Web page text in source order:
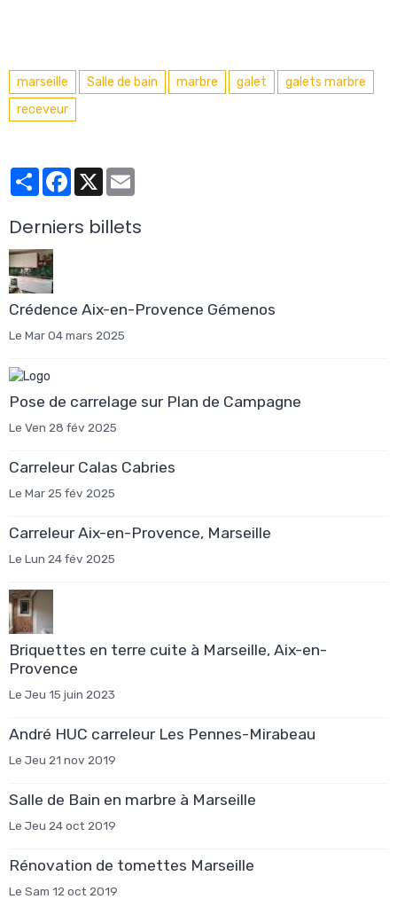
marseille Salle de bain marbre galet
galets marbre
receveur
PartagerFacebook
X
Derniers billets
Crédence Aix-en-Provence Gémenos
Le Mar 04 mars 2025
Pose de carrelage sur Plan de Campagne
Le Ven 28 fév 2025
Carreleur Calas Cabries
Le Mar 25 fév 2025
Carreleur Aix-en-Provence, Marseille
Le Lun 24 fév 2025
Briquettes en terre cuite à Marseille, Aix-en-
Provence
Le Jeu 15 juin 2023
André HUC carreleur Les Pennes-Mirabeau
Le Jeu 21 nov 2019
Salle de Bain en marbre à Marseille
Le Jeu 24 oct 2019
Rénovation de tomettes Marseille
Le Sam 12 oct 2019